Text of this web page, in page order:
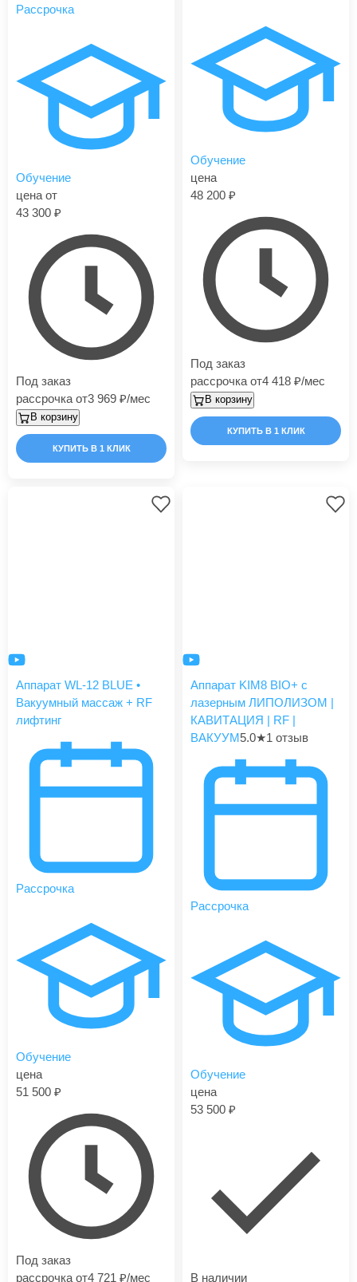
Рассрочка
Обучение
цена от
43 300
Под заказ
рассрочка от3 969 /мес
В корзину
КУПИТЬ В 1 КЛИК
Обучение
цена
48 200
Под заказ
рассрочка от4 418 /мес
В корзину
КУПИТЬ В 1 КЛИК
Аппарат WL-12 BLUE •
Вакуумный массаж + RF
лифтинг
Рассрочка
Обучение
цена
51 500
Под заказ
рассрочка от4 721 /мес
Аппарат KIM8 BIO+ с
лазерным ЛИПОЛИЗОМ |
КАВИТАЦИЯ | RF |
ВАКУУМ5.0★1 отзыв
Рассрочка
Обучение
цена
53 500
В наличии